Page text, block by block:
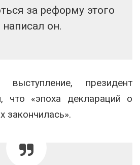
за реформу этого
написал он.
президент
что «эпоха деклараций о
закончилась».